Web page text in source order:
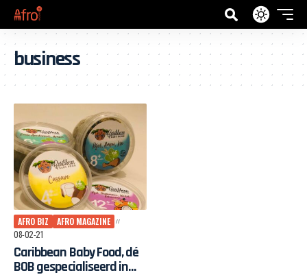
business
AFRO BIZ
AFRO MAGAZINE
08-02-21
Caribbean Baby Food, dé
BOB gespecialiseerd in